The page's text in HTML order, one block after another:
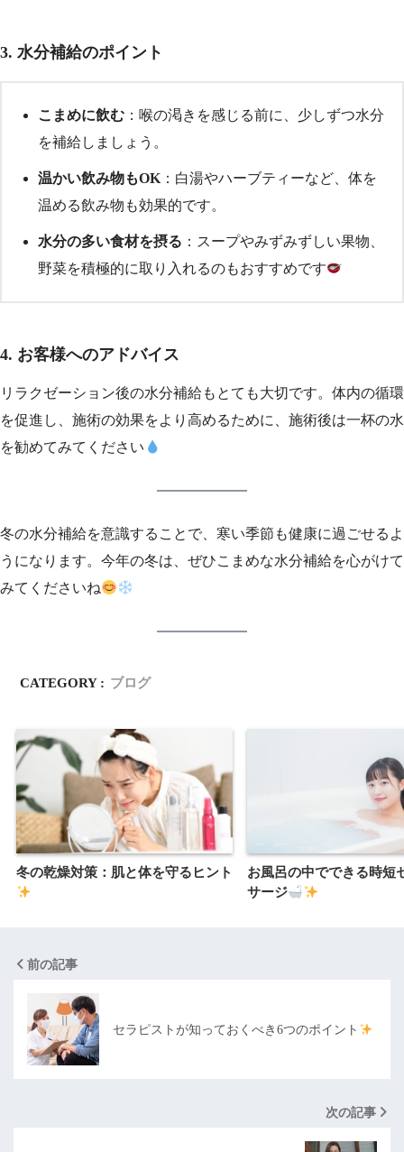
3. 水分補給のポイント
こまめに飲む ：喉の渇きを感じる前に、少しずつ水分
を補給しましょう。
温かい飲み物もOK ：白湯やハーブティーなど、体を
温める飲み物も効果的です。
水分の多い食材を摂る ：スープやみずみずしい果物、
野菜を積極的に取り入れるのもおすすめです
4. お客様へのアドバイス
リラクゼーション後の水分補給もとても大切です。体内の循環
を促進し、施術の効果をより高めるために、施術後は一杯の水
を勧めてみてください
冬の水分補給を意識することで、寒い季節も健康に過ごせるよ
うになります。今年の冬は、ぜひこまめな水分補給を心がけて
みてくださいね
CATEGORY : ブログ
冬の乾燥対策：肌と体を守るヒント
お風呂の中でできる時短
サージ
前の記事
セラピストが知っておくべき6つのポイント
次の記事